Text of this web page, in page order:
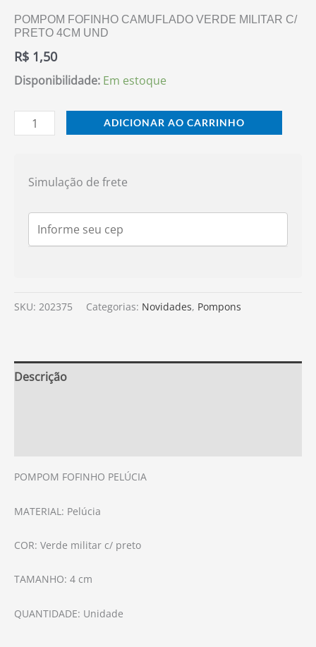
POMPOM FOFINHO CAMUFLADO VERDE MILITAR C/
PRETO 4CM UND
R$ 1,50
Disponibilidade: Em estoque
ADICIONAR AO CARRINHO
Simulação de frete
SKU: 202375 Categorias: Novidades, Pompons
Descrição
POMPOM FOFINHO PELÚCIA
MATERIAL: Pelúcia
COR: Verde militar c/ preto
TAMANHO: 4 cm
QUANTIDADE: Unidade